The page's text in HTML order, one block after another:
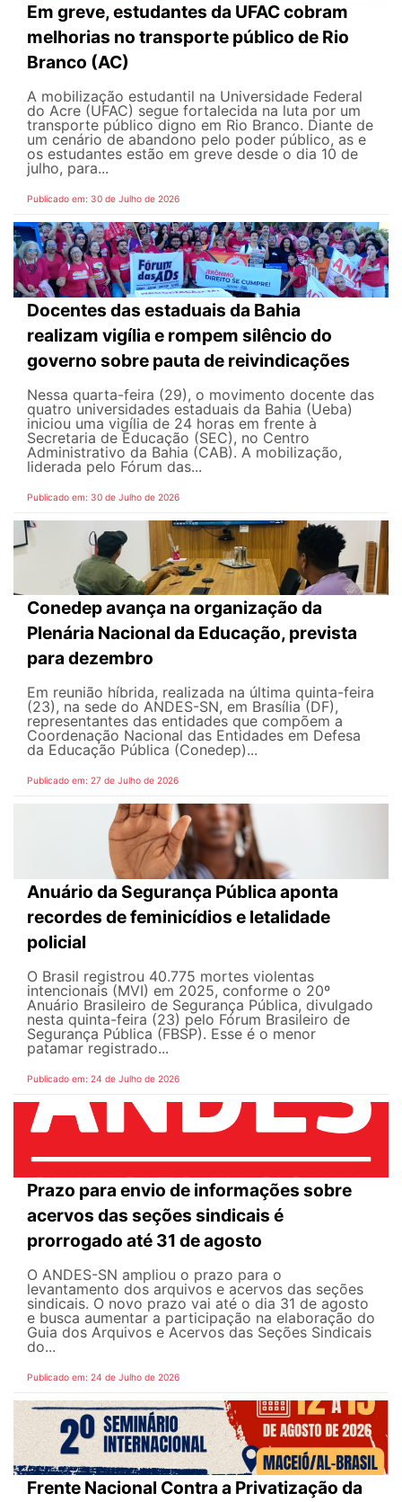
Em greve, estudantes da UFAC cobram
melhorias no transporte público de Rio
Branco (AC)
A mobilização estudantil na Universidade Federal
do Acre (UFAC) segue fortalecida na luta por um
transporte público digno em Rio Branco. Diante de
um cenário de abandono pelo poder público, as e
os estudantes estão em greve desde o dia 10 de
julho, para...
Publicado em: 30 de Julho de 2026
Docentes das estaduais da Bahia
realizam vigília e rompem silêncio do
governo sobre pauta de reivindicações
Nessa quarta-feira (29), o movimento docente das
quatro universidades estaduais da Bahia (Ueba)
iniciou uma vigília de 24 horas em frente à
Secretaria de Educação (SEC), no Centro
Administrativo da Bahia (CAB). A mobilização,
liderada pelo Fórum das...
Publicado em: 30 de Julho de 2026
Conedep avança na organização da
Plenária Nacional da Educação, prevista
para dezembro
Em reunião híbrida, realizada na última quinta-feira
(23), na sede do ANDES-SN, em Brasília (DF),
representantes das entidades que compõem a
Coordenação Nacional das Entidades em Defesa
da Educação Pública (Conedep)...
Publicado em: 27 de Julho de 2026
Anuário da Segurança Pública aponta
recordes de feminicídios e letalidade
policial
O Brasil registrou 40.775 mortes violentas
intencionais (MVI) em 2025, conforme o 20º
Anuário Brasileiro de Segurança Pública, divulgado
nesta quinta-feira (23) pelo Fórum Brasileiro de
Segurança Pública (FBSP). Esse é o menor
patamar registrado...
Publicado em: 24 de Julho de 2026
Prazo para envio de informações sobre
acervos das seções sindicais é
prorrogado até 31 de agosto
O ANDES-SN ampliou o prazo para o
levantamento dos arquivos e acervos das seções
sindicais. O novo prazo vai até o dia 31 de agosto
e busca aumentar a participação na elaboração do
Guia dos Arquivos e Acervos das Seções Sindicais
do...
Publicado em: 24 de Julho de 2026
Frente Nacional Contra a Privatização da